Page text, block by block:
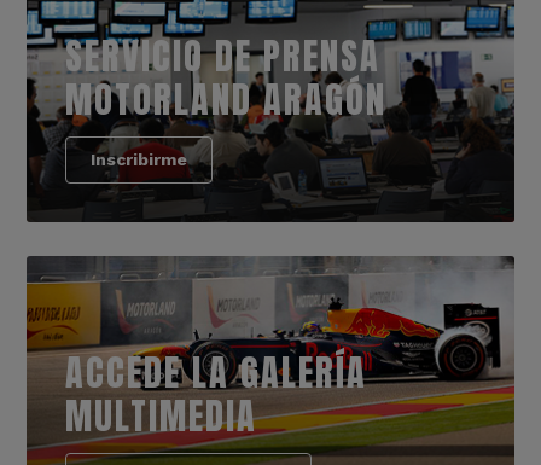
SERVICIO DE PRENSA
MOTORLAND ARAGÓN
Inscribirme
ACCEDE LA GALERÍA
MULTIMEDIA